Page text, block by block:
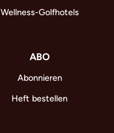
Wellness-Golfhotels
ABO
Abonnieren
Heft bestellen